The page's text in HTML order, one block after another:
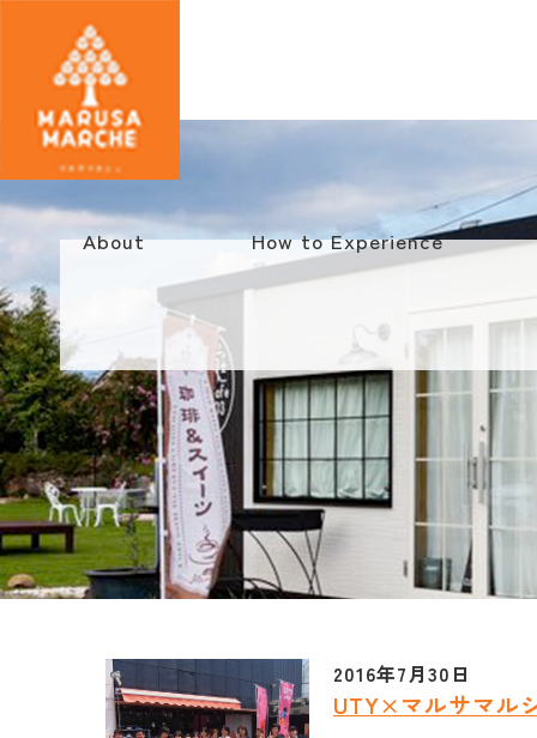
About How to Experience
2016年7月30日
UTY×マルサマル